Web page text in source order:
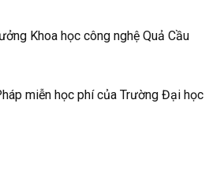
Khoa học công nghệ Quả Cầu
miễn học phí của Trường Đại học